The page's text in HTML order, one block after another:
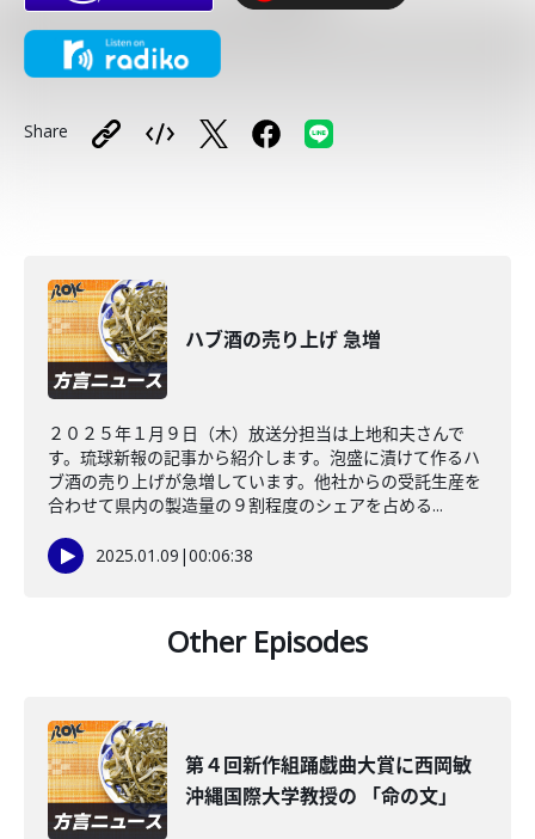
Share
ハブ酒の売り上げ 急増
２０２５年１月９日（木）放送分担当は上地和夫さんで
す。琉球新報の記事から紹介します。泡盛に漬けて作るハ
ブ酒の売り上げが急増しています。他社からの受託生産を
合わせて県内の製造量の９割程度のシェアを占める...
2025.01.09 |00:06:38
Other Episodes
第４回新作組踊戯曲大賞に西岡敏
沖縄国際大学教授の 「命の文」